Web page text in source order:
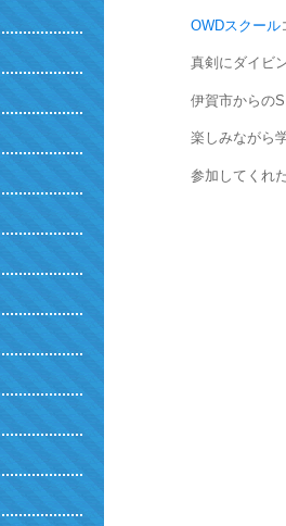
OWDスクール
真剣にダイビ
伊賀市からの
楽しみながら
参加してくれ